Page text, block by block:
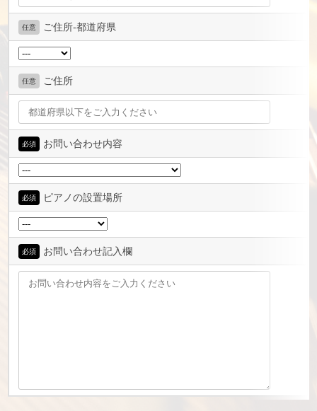
任意 ご住所-都道府県
任意 ご住所
必須 お問い合わせ内容
必須 ピアノの設置場所
必須 お問い合わせ記入欄